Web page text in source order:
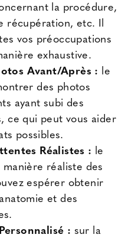
la procédure,
récupération, etc. Il
vos préoccupations
exhaustive.
Avant/Après : le
des photos
ayant subi des
ce qui peut vous aider
possibles.
Réalistes : le
réaliste des
espérer obtenir
et des
: sur la